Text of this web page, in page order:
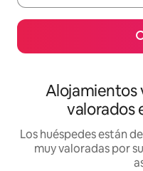
Alojamientos
valorados
Los huéspedes están
muy valoradas por